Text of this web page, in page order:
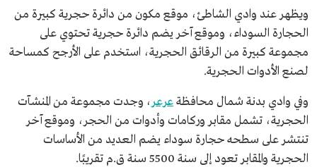
ويظهر عند وادي الشاطئ، موقع مكون من دائرة حجرية كبيرة من
الحجارة السوداء، وموقع آخر يضم دائرة حجرية تحتوي على
مجموعة كبيرة من الرقائق الحجرية، استخدم على الأرجح كمساحة
لصنع الأدوات الحجرية.
وفي وادي بدنة شمال محافظةعرعر، وجدت مجموعة من المنشآت
الحجرية، تشمل مقابر وركامات وأدوات من الحجر، وموقع آخر
تنتشر على سطحه حجارة سوداء يضم العديد من الأساسات
الحجرية والمقابر تعود إلى سنة 5500 سنة ق.م تقريبًا.